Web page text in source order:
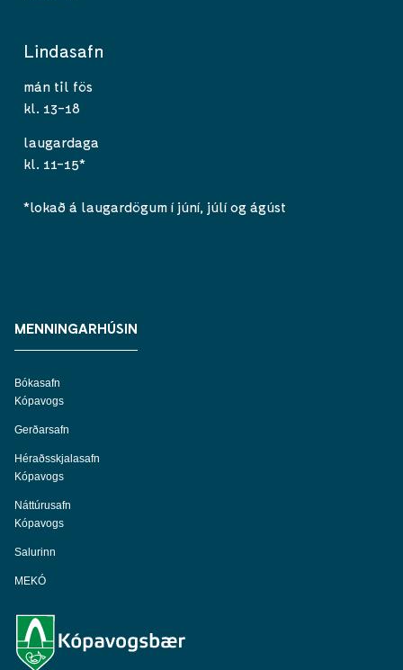
Lindasafn
mán til fös
kl. 13-18
laugardaga
kl. 11-15*
*lokað á laugardögum í júní, júlí og ágúst
MENNINGARHÚSIN
Bókasafn
Kópavogs
Gerðarsafn
Héraðsskjalasafn
Kópavogs
Náttúrusafn
Kópavogs
Salurinn
MEKÓ